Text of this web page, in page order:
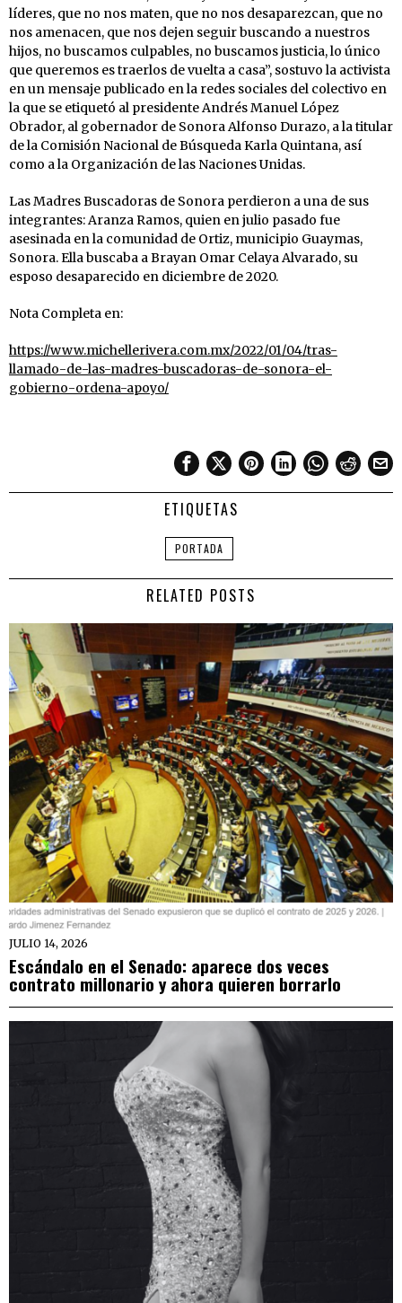
líderes, que no nos maten, que no nos desaparezcan, que no
nos amenacen, que nos dejen seguir buscando a nuestros
hijos, no buscamos culpables, no buscamos justicia, lo único
que queremos es traerlos de vuelta a casa”, sostuvo la activista
en un mensaje publicado en la redes sociales del colectivo en
la que se etiquetó al presidente Andrés Manuel López
Obrador, al gobernador de Sonora Alfonso Durazo, a la titular
de la Comisión Nacional de Búsqueda Karla Quintana, así
como a la Organización de las Naciones Unidas.
Las Madres Buscadoras de Sonora perdieron a una de sus
integrantes: Aranza Ramos, quien en julio pasado fue
asesinada en la comunidad de Ortiz, municipio Guaymas,
Sonora. Ella buscaba a Brayan Omar Celaya Alvarado, su
esposo desaparecido en diciembre de 2020.
Nota Completa en:
https://www.michellerivera.com.mx/2022/01/04/tras-
llamado-de-las-madres-buscadoras-de-sonora-el-
gobierno-ordena-apoyo/
ETIQUETAS
PORTADA
RELATED POSTS
JULIO 14, 2026
Escándalo en el Senado: aparece dos veces
contrato millonario y ahora quieren borrarlo